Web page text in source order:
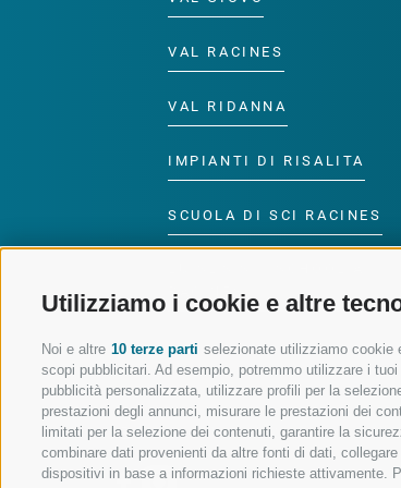
Utilizziamo i cookie e altre
Noi e altre 10 terze parti selezionate utilizziamo cookie
scopi pubblicitari. Ad esempio, potremmo utilizzare i
pubblicità personalizzata, utilizzare profili per la
prestazioni degli annunci, misurare le prestazioni dei
limitati per la selezione dei contenuti, garantire la
combinare dati provenienti da altre fonti di dati,
dispositivi in base a informazioni richieste attivamente.
VAL RACINES
VAL RIDANNA
IMPIANTI DI RISALITA
SCUOLA DI SCI RACINES
RACINES
SEGUICI SUI SOCIAL